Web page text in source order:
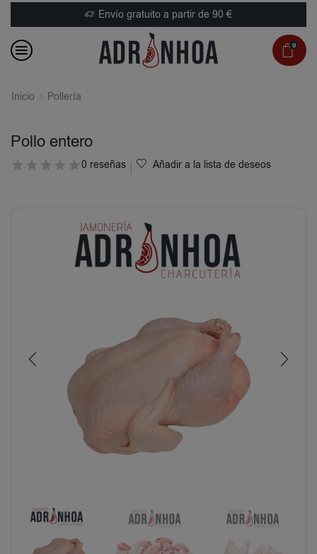
Envío gratuito a partir de 90 €
0
Inicio Pollería
Pollo entero
0 reseñas Añadir a la lista de deseos